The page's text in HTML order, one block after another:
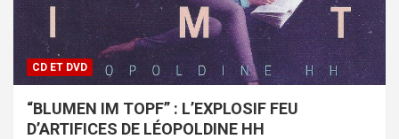
CD ET DVD
“BLUMEN IM TOPF” : L’EXPLOSIF FEU
D’ARTIFICES DE LÉOPOLDINE HH